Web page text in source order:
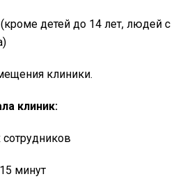
детей до 14 лет, людей с
клиники.
клиник:
минут